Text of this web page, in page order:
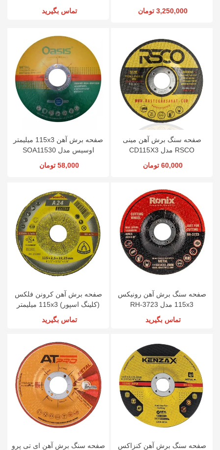
3,250,000 تومان تماس بگیرید
صفحه سنگ برش آهن مینی
RSCO مدل CD115X3
60,000 تومان
صفحه برش آهن 115x3 میلیمتر
اوسیس مدل SOA11530
58,000 تومان
صفحه سنگ برش آهن رونیکس
115x3 مدل RH-3723
تماس بگیرید
صفحه برش آهن کرونن فلکس
(کلینگ اسپور) 115x3 میلیمتر
تماس بگیرید
صفحه سنگ برش آهن کنزاکس
صفحه سنگ برش آهن ای تی پرو